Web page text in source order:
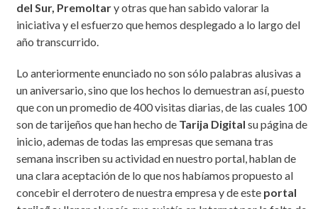
del Sur, Premoltary otras que han sabido valorar la
iniciativa y el esfuerzo que hemos desplegado a lo largo del
año transcurrido.
Lo anteriormente enunciado no son sólo palabras alusivas a
un aniversario, sino que los hechos lo demuestran así, puesto
que con un promedio de 400 visitas diarias, de las cuales 100
son de tarijeños que han hecho de Tarija Digital su página de
inicio, ademas de todas las empresas que semana tras
semana inscriben su actividad en nuestro portal, hablan de
una clara aceptación de lo que nos habíamos propuesto al
concebir el derrotero de nuestra empresa y de este portal